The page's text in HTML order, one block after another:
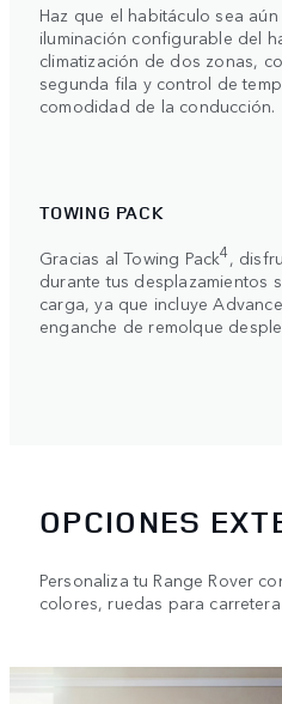
Haz que el habitáculo sea
iluminación configurable del
climatización de dos zonas,
segunda fila y control de
comodidad de la conducción.
TOWING PACK
Gracias al Towing Pack4,
durante tus desplazamientos
carga, ya que incluye
enganche de remolque
OPCIONES
Personaliza tu Range Rover
colores, ruedas para